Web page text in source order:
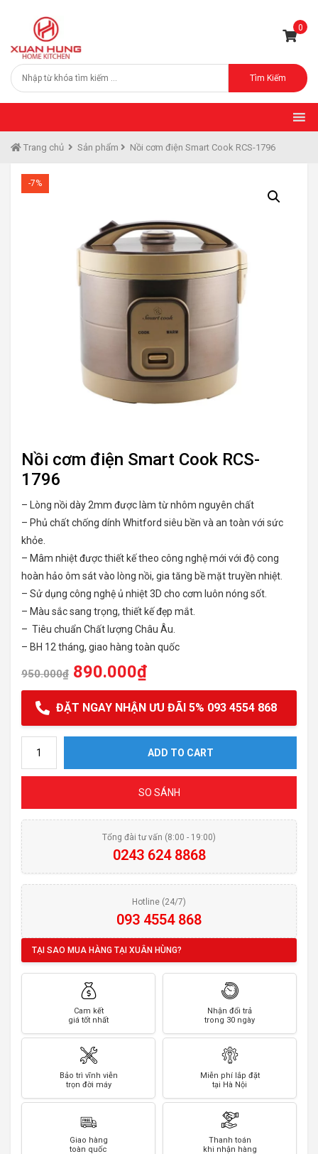
0
Tìm Kiếm
Trang chủ Sản phẩm Nồi cơm điện Smart Cook RCS-1796
-7%
Nồi cơm điện Smart Cook RCS-
1796
– Lòng nồi dày 2mm được làm từ nhôm nguyên chất
– Phủ chất chống dính Whitford siêu bền và an toàn với sức
khỏe.
– Mâm nhiệt được thiết kế theo công nghệ mới với độ cong
hoàn hảo ôm sát vào lòng nồi, gia tăng bề mặt truyền nhiệt.
– Sử dụng công nghệ ủ nhiệt 3D cho cơm luôn nóng sốt.
– Màu sắc sang trọng, thiết kế đẹp mắt.
– Tiêu chuẩn Chất lượng Châu Âu.
– BH 12 tháng, giao hàng toàn quốc
950.000₫ 890.000₫
ĐẶT NGAY NHẬN ƯU ĐÃI 5% 093 4554 868
ADD TO CART
SO SÁNH
Tổng đài tư vấn (8:00 - 19:00)
0243 624 8868
Hotline (24/7)
093 4554 868
TẠI SAO MUA HÀNG TẠI XUÂN HÙNG?
Cam kết
giá tốt nhất
Nhận đổi trả
trong 30 ngày
Bảo trì vĩnh viễn
trọn đời máy
Miễn phí lắp đặt
tại Hà Nội
Giao hàng
toàn quốc
Thanh toán
khi nhận hàng